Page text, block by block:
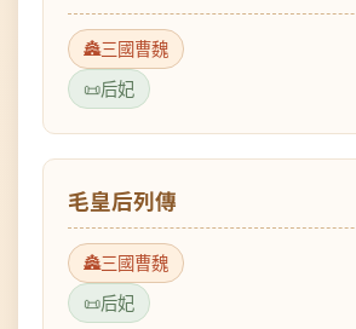
后妃
毛皇后列傳
三國曹魏
后妃